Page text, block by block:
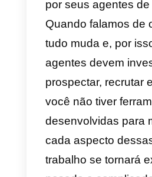
todas as
realizadas no
investido é
reduzido.
Há um ponto
que embora
ferramentas